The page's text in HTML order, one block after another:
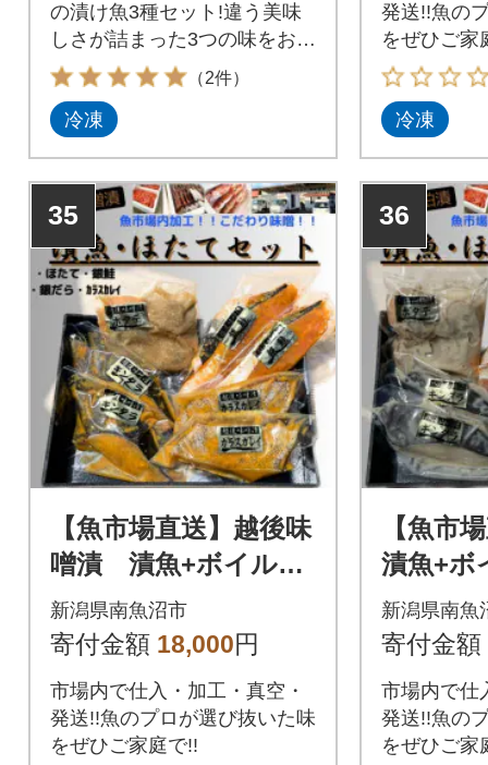
の漬け魚3種セット!違う美味
しさが詰まった3つの味をお楽
しください!!
（2件）
冷凍
発送!!魚の
をぜひご家
冷凍
35
【魚市場直送】越後味
噌漬 漬魚+ボイルほ
たてセット
新潟県南魚沼市
寄付金額 18,000円
市場内で仕入・加工・真空・
発送!!魚のプロが選び抜いた味
をぜひご家庭で!!
36
【魚市
漬魚+ボ
ット
新潟県南魚
寄付金額
市場内で仕
発送!!魚の
をぜひご家